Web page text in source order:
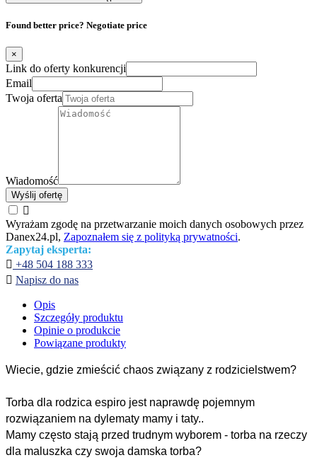
Found better price? Negotiate price
×
Link do oferty konkurencji
Email
Twoja oferta
Wiadomość
Wyślij ofertę

Wyrażam zgodę na przetwarzanie moich danych osobowych przez
Danex24.pl, Zapoznałem się z polityką prywatności.
Zapytaj eksperta:
 +48 504 188 333
 Napisz do nas
Opis
Szczegóły produktu
Opinie o produkcie
Powiązane produkty
Wiecie, gdzie zmieścić chaos związany z rodzicielstwem?
Torba dla rodzica espiro jest naprawdę pojemnym
rozwiązaniem na dylematy mamy i taty..
Mamy często stają przed trudnym wyborem - torba na rzeczy
dla maluszka czy swoja damska torba?